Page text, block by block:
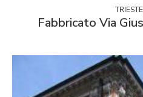
Fabbricato Via